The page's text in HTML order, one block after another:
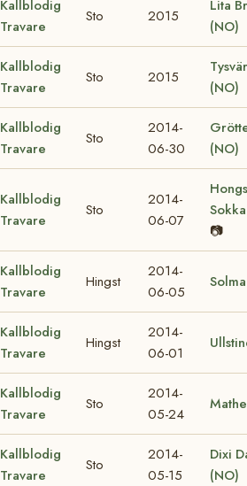
Kallblodig
Travare
Sto 2015
Lita
(NO)
Kallblodig
Travare
Sto 2015
(NO)
Kallblodig
Travare
Sto
2014-
06-30
(NO)
Kallblodig
Travare
Sto
2014-
06-07
📷
Kallblodig
Travare
Hingst
2014-
06-05
Kallblodig
Travare
Hingst
2014-
06-01
Kallblodig
Travare
Sto
2014-
05-24
Kallblodig
Travare
Sto
2014-
05-15
Dixi
(NO)